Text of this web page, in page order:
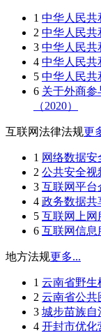
1 中华人民共
2 中华人民共
3 中华人民共
4 中华人民共
5 中华人民共
6 关于外商
（2020）
互联网法律法规更
1 网络数据安
2 公共安全视
3 互联网平台
4 政务数据共
5 互联网上网
6 互联网信息
地方法规更多...
1 云南省野生
2 云南省公共
3 城步苗族自
4 开封市优化